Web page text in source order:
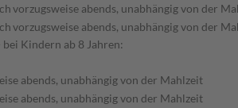
vorzugsweise abends, unabhängig von der
vorzugsweise abends, unabhängig von der
Kindern ab 8 Jahren:
abends, unabhängig von der Mahlzeit
abends, unabhängig von der Mahlzeit